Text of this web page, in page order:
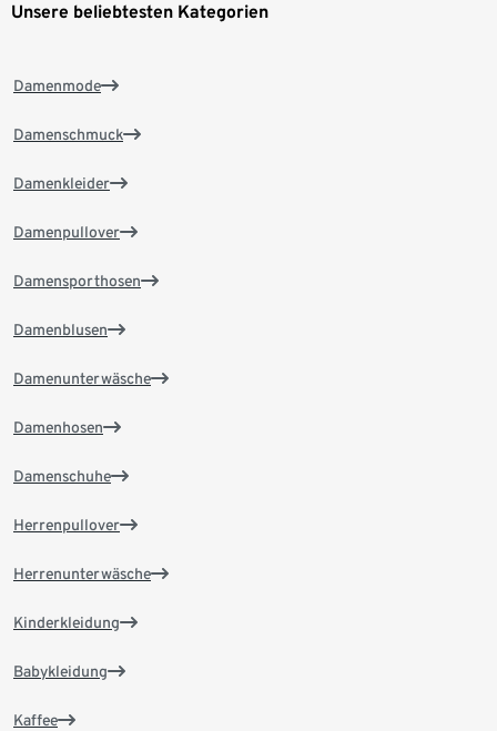
Unsere beliebtesten Kategorien
Damenmode
Damenschmuck
Damenkleider
Damenpullover
Damensporthosen
Damenblusen
Damenunterwäsche
Damenhosen
Damenschuhe
Herrenpullover
Herrenunterwäsche
Kinderkleidung
Babykleidung
Kaffee